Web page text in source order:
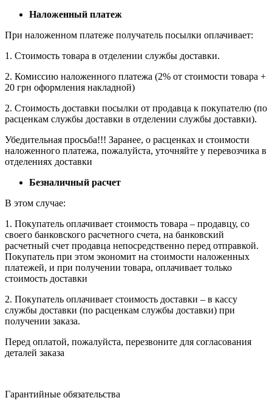
Наложенный платеж
При наложенном платеже получатель посылки оплачивает:
1. Стоимость товара в отделении службы доставки.
2. Комиссию наложенного платежа (2% от стоимости товара +
20 грн оформления накладной)
2. Стоимость доставки посылки от продавца к покупателю (по
расценкам службы доставки в отделении службы доставки).
Убедительная просьба!!! Заранее, о расценках и стоимости
наложенного платежа, пожалуйста, уточняйте у перевозчика в
отделениях доставки
Безналичный расчет
В этом случае:
1. Покупатель оплачивает стоимость товара – продавцу, со
своего банковского расчетного счета, на банковский
расчетный счет продавца непосредственно перед отправкой.
Покупатель при этом экономит на стоимости наложенных
платежей, и при получении товара, оплачивает только
стоимость доставки
2. Покупатель оплачивает стоимость доставки – в кассу
службы доставки (по расценкам службы доставки) при
получении заказа.
Перед оплатой, пожалуйста, перезвоните для согласования
деталей заказа
Гарантийные обязательства